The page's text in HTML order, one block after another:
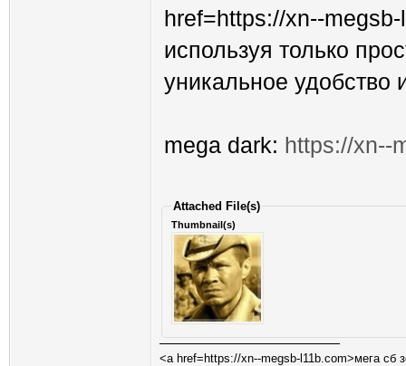
href=https://xn--
используя только
уникальное удобство
mega dark: https://xn--
Attached File(s)
Thumbnail(s)
<a href=https://xn--megsb-l11b.com>мега сб